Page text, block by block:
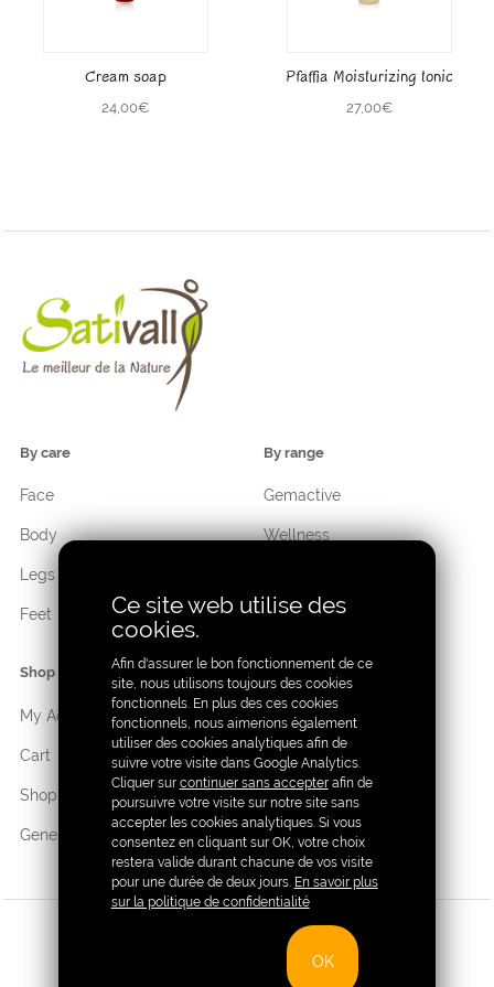
Cream soap
24,00€
Pfaffia Moisturizing tonic
27,00€
By care
Face
Body
Legs
Feet
By range
Gemactive
Wellness
Hygiene
Shop
My Account
Cart
Shop
General terms of sale
General terms of sale
Ce site web utilise des
cookies.
Afin d'assurer le bon fonctionnement de ce
site, nous utilisons toujours des cookies
fonctionnels. En plus des ces cookies
fonctionnels, nous aimerions également
utiliser des cookies analytiques afin de
suivre votre visite dans Google Analytics.
Cliquer sur continuer sans accepterafin de
poursuivre votre visite sur notre site sans
accepter les cookies analytiques. Si vous
consentez en cliquant sur OK, votre choix
restera valide durant chacune de vos visite
pour une durée de deux jours. En savoir plus
sur la politique de confidentialité
OK